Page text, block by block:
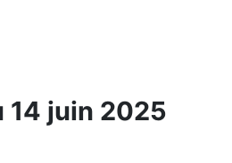
14 juin 2025